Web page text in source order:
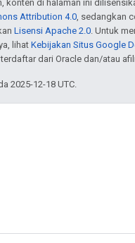
konten di halaman ini
Attribution 4.0, sedangkan
Lisensi Apache 2.0. Untuk
lihat Kebijakan Situs Google
dari Oracle dan/atau
2025-12-18 UTC.